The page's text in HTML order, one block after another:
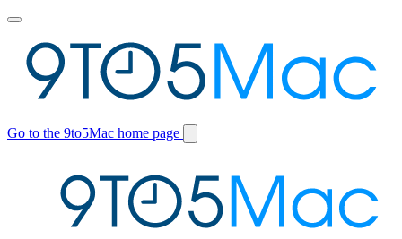
Toggle
menu
Go to the 9to5Mac home page
Switch